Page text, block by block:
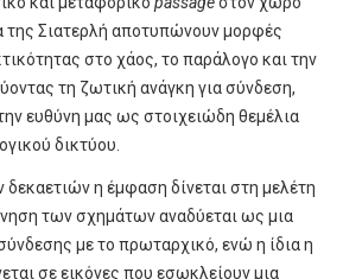
της Σιατερλή αποτυπώνουν μορφές
στο χάος, το παράλογο και την
τη ζωτική ανάγκη για σύνδεση,
ευθύνη μας ως στοιχειώδη θεμέλια
δικτύου.
η έμφαση δίνεται στη μελέτη
των σχημάτων αναδύεται ως μια
με το πρωταρχικό, ενώ η ίδια η
σε εικόνες που εσωκλείουν μια